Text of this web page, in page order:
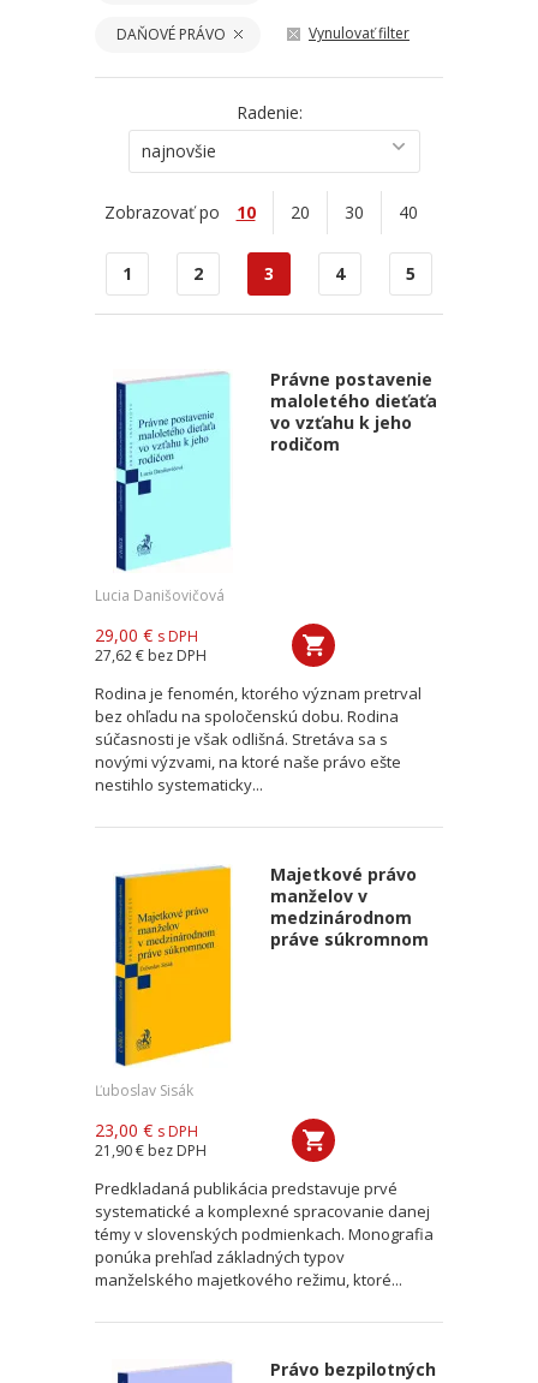
DAŇOVÉ PRÁVO Vynulovať filter
Radenie:
najnovšie
Zobrazovať po 10 20 30 40
1 2 3 4 5
Právne postavenie
maloletého dieťaťa
vo vzťahu k jeho
rodičom
Lucia Danišovičová
29,00 € s DPH
27,62 € bez DPH
Rodina je fenomén, ktorého význam pretrval
bez ohľadu na spoločenskú dobu. Rodina
súčasnosti je však odlišná. Stretáva sa s
novými výzvami, na ktoré naše právo ešte
nestihlo systematicky...
Majetkové právo
manželov v
medzinárodnom
práve súkromnom
Ľuboslav Sisák
23,00 € s DPH
21,90 € bez DPH
Predkladaná publikácia predstavuje prvé
systematické a komplexné spracovanie danej
témy v slovenských podmienkach. Monografia
ponúka prehľad základných typov
manželského majetkového režimu, ktoré...
Právo bezpilotných